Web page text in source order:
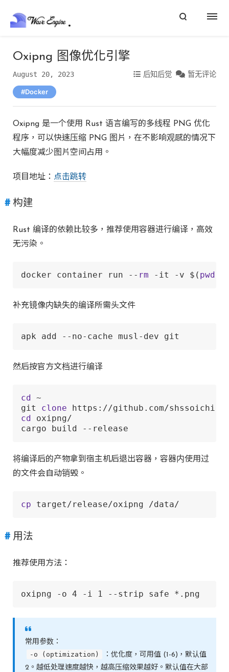
Oxipng 图像优化引擎
August 20, 2023 后知后觉 暂无评论
Docker
Oxipng 是一个使用 Rust 语言编写的多线程 PNG 优化
程序，可以快速压缩 PNG 图片，在不影响观感的情况下
大幅度减少图片空间占用。
项目地址： 点击跳转
构建
Rust 编译的依赖比较多，推荐使用容器进行编译，高效
无污染。
docker container run -- rm -it -v $( pwd
补充镜像内缺失的编译所需头文件
apk add --no-cache musl-dev git
然后按官方文档进行编译
cd ~
git clone
cd oxipng/
cargo build --release
将编译后的产物拿到宿主机后退出容器，容器内使用过
的文件会自动销毁。
cp target/release/oxipng /data/
用法
推荐使用方法：
oxipng -o 4 -i 1 --strip safe *.png
常用参数：
-o (optimization)
：优化度，可用值 (1-6)，默认值
2。越低处理速度越快，越高压缩效果越好。默认值在大部